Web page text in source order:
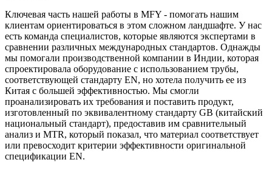
Ключевая часть нашей работы в MFY - помогать нашим
клиентам ориентироваться в этом сложном ландшафте. У нас
есть команда специалистов, которые являются экспертами в
сравнении различных международных стандартов. Однажды
мы помогали производственной компании в Индии, которая
спроектировала оборудование с использованием трубы,
соответствующей стандарту EN, но хотела получить ее из
Китая с большей эффективностью. Мы смогли
проанализировать их требования и поставить продукт,
изготовленный по эквивалентному стандарту GB (китайский
национальный стандарт), предоставив им сравнительный
анализ и MTR, который показал, что материал соответствует
или превосходит критерии эффективности оригинальной
спецификации EN.